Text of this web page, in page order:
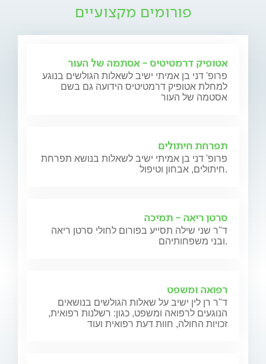
פורומים מקצועיים
אטופיק דרמטיטיס - אסתמה של העור
פרופ' דני בן אמיתי ישיב לשאלות הגולשים בנוגע
למחלת אטופיק דרמטיטיס הידועה גם בשם
אסטמה של העור
תפרחת חיתולים
פרופ' דני בן אמיתי ישיב לשאלות בנושא תפרחת
חיתולים, אבחון וטיפול.
סרטן ריאה - תמיכה
ד"ר שני שילה תסייע בפורום לחולי סרטן ריאה
ובני משפחותיהם.
רפואה ומשפט
ד"ר רן לין ישיב על שאלות הגולשים בנושאים
הנוגעים לרפואה ומשפט, כגון: רשלנות רפואית,
זכויות החולה, חוות דעת רפואית ועוד